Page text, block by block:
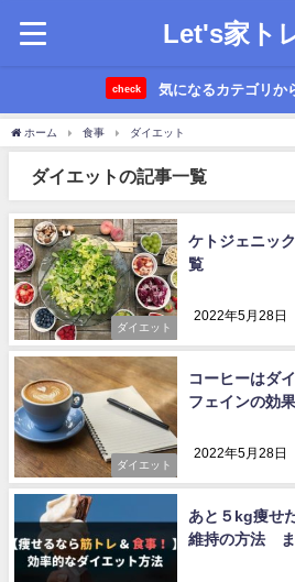
Let's家ト
check 気になるカテゴリか
ホーム 食事 ダイエット
ダイエットの記事一覧
ダイエット
ケトジェニッ
覧
2022年5月28日
ダイエット
コーヒーはダ
フェインの効
2022年5月28日
あと５kg痩せ
維持の方法